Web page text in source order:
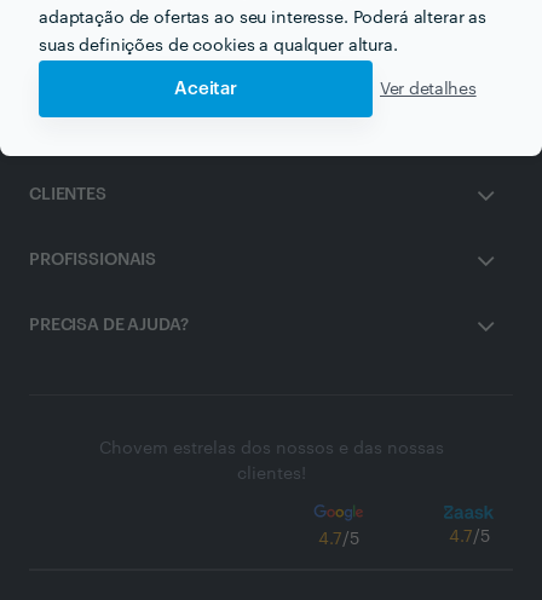
adaptação de ofertas ao seu interesse. Poderá alterar as
suas definições de cookies a qualquer altura.
Aceitar Ver detalhes
CLIENTES
PROFISSIONAIS
PRECISA DE AJUDA?
Chovem estrelas dos nossos e das nossas
clientes!
4.7/5 4.7/5